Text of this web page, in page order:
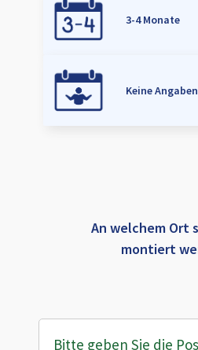
3-4 Monate
Keine Angaben
An welchem Ort
montiert
Bitte geben Sie die